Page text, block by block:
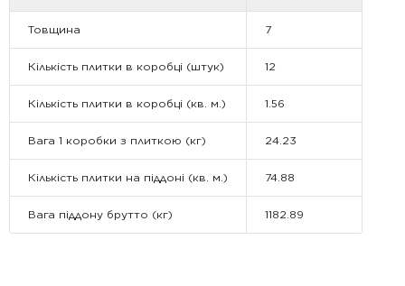
Товщина 7
Кількість плитки в коробці (штук) 12
Кількість плитки в коробці (кв. м.) 1.56
Вага 1 коробки з плиткою (кг) 24.23
Кількість плитки на піддоні (кв. м.) 74.88
Вага піддону брутто (кг) 1182.89